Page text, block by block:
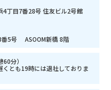
4丁目7番28号 住友ビル2号館
番5号 ASOOM新橋 8階
分）
とも19時には退社しておりま